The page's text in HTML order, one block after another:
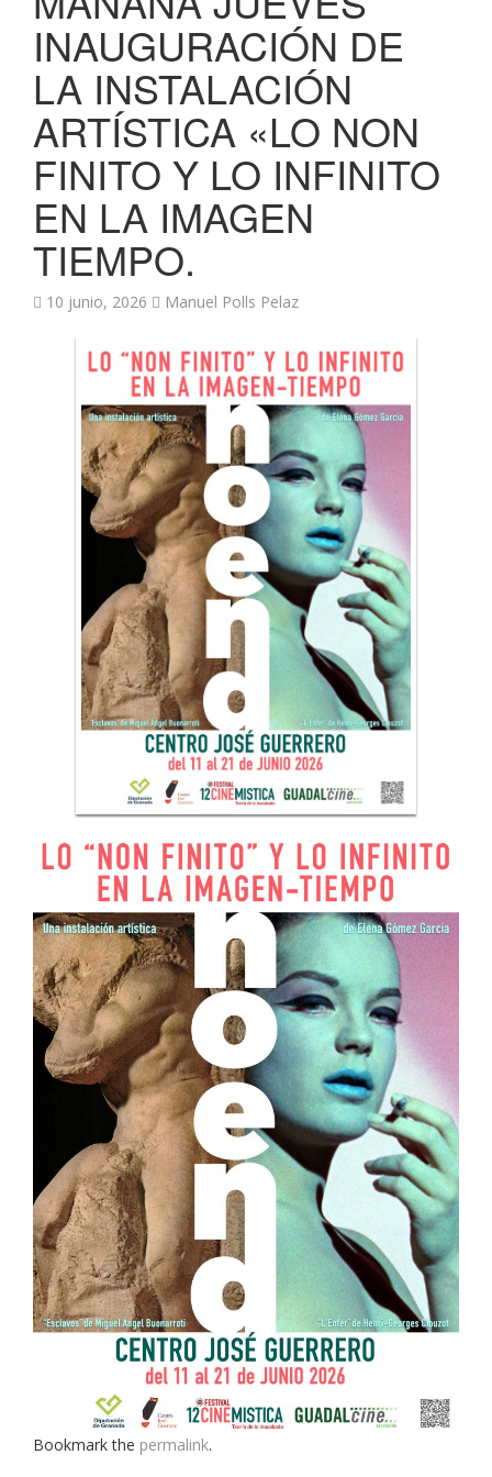
INAUGURACIÓN DE
LA INSTALACIÓN
ARTÍSTICA «LO NON
FINITO Y LO INFINITO
EN LA IMAGEN
TIEMPO.
10 junio, 2026 Manuel Polls Pelaz
Bookmark the permalink.